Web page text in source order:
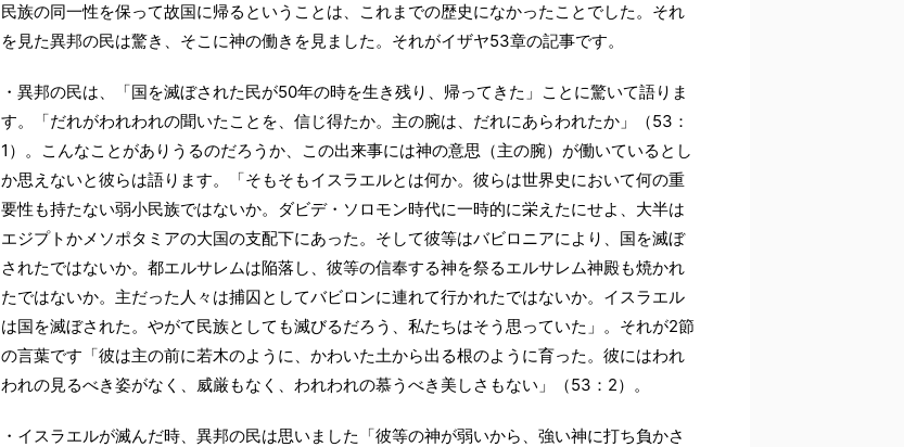
民族の同一性を保って故国に帰るということは、これまでの歴史になかったことでした。それ
を見た異邦の民は驚き、そこに神の働きを見ました。それがイザヤ53章の記事です。
・異邦の民は、「国を滅ぼされた民が50年の時を生き残り、帰ってきた」ことに驚いて語りま
す。「だれがわれわれの聞いたことを、信じ得たか。主の腕は、だれにあらわれたか」（53：
1）。こんなことがありうるのだろうか、この出来事には神の意思（主の腕）が働いているとし
か思えないと彼らは語ります。「そもそもイスラエルとは何か。彼らは世界史において何の重
要性も持たない弱小民族ではないか。ダビデ・ソロモン時代に一時的に栄えたにせよ、大半は
エジプトかメソポタミアの大国の支配下にあった。そして彼等はバビロニアにより、国を滅ぼ
されたではないか。都エルサレムは陥落し、彼等の信奉する神を祭るエルサレム神殿も焼かれ
たではないか。主だった人々は捕囚としてバビロンに連れて行かれたではないか。イスラエル
は国を滅ぼされた。やがて民族としても滅びるだろう、私たちはそう思っていた」。それが2節
の言葉です「彼は主の前に若木のように、かわいた土から出る根のように育った。彼にはわれ
われの見るべき姿がなく、威厳もなく、われわれの慕うべき美しさもない」（53：2）。
・イスラエルが滅んだ時、異邦の民は思いました「彼等の神が弱いから、強い神に打ち負かさ